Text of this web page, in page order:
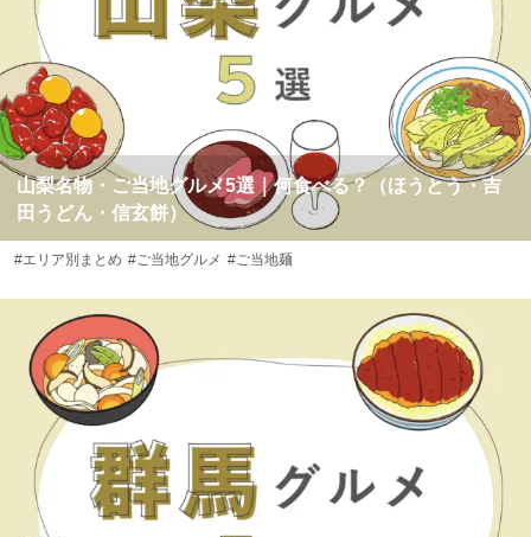
山梨名物・ご当地グルメ5選｜何食べる？（ほうとう・吉
田うどん・信玄餅）
#エリア別まとめ #ご当地グルメ #ご当地麺